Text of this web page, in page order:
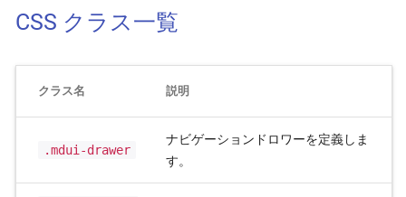
CSS クラス一覧
クラス名 説明
.mdui-drawer
ナビゲーションドロワーを定義しま
す。